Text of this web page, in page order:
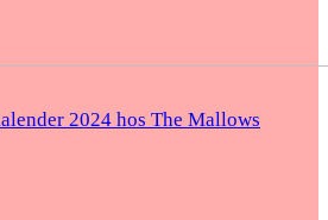
2024 hos The Mallows